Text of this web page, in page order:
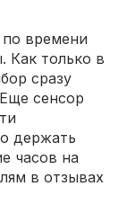
времени
Как только в
сразу
сенсор
держать
часов на
в отзывах